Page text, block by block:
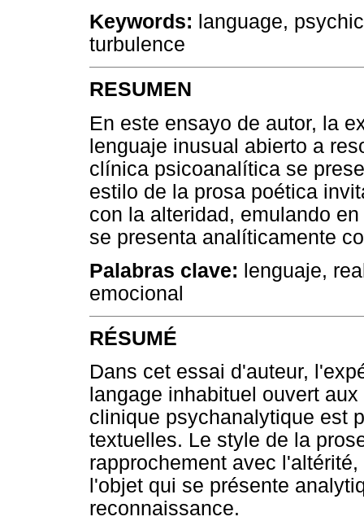
Keywords: language,
turbulence
RESUMEN
En este ensayo de autor, la
lenguaje inusual abierto a
clínica psicoanalítica se
estilo de la prosa poética
con la alteridad, emulando
se presenta analíticamente
Palabras clave: lenguaje,
emocional
RÉSUMÉ
Dans cet essai d'auteur,
langage inhabituel ouvert
clinique psychanalytique est
textuelles. Le style de la
rapprochement avec
l'objet qui se présente
reconnaissance.